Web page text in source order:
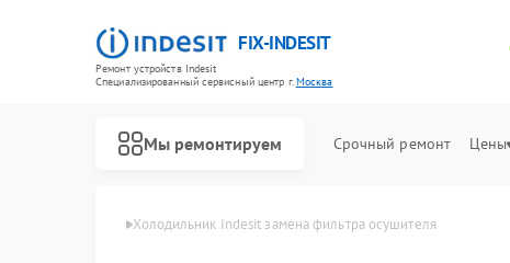
FIX-INDESIT
Ремонт устройств Indesit
Специализированный cервисный центр г.Москва
Мы ремонтируем Срочный ремонт Цены
Indesit в Москве Холодильник Indesit замена фильтра осушителя